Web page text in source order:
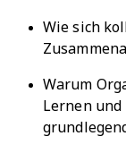
Wie sich
Warum
Lernen